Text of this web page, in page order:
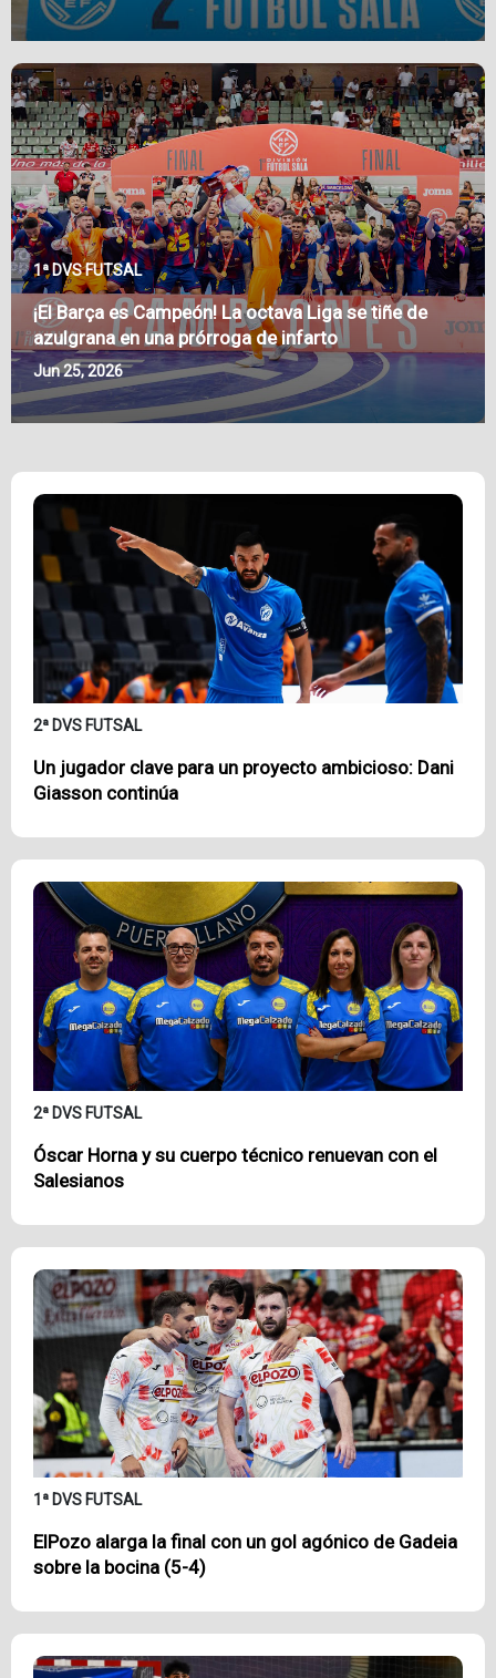
1ª DVS FUTSAL
¡El Barça es Campeón! La octava Liga se tiñe de
azulgrana en una prórroga de infarto
Jun 25, 2026
2ª DVS FUTSAL
Un jugador clave para un proyecto ambicioso: Dani
Giasson continúa
2ª DVS FUTSAL
Óscar Horna y su cuerpo técnico renuevan con el
Salesianos
1ª DVS FUTSAL
ElPozo alarga la final con un gol agónico de Gadeia
sobre la bocina (5-4)